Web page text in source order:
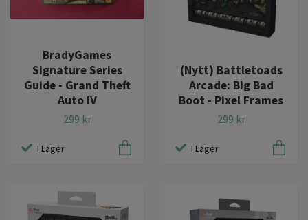
BradyGames
Signature Series
Guide - Grand Theft
Auto IV
299 kr
I Lager
(Nytt) Battletoads
Arcade: Big Bad
Boot - Pixel Frames
299 kr
I Lager